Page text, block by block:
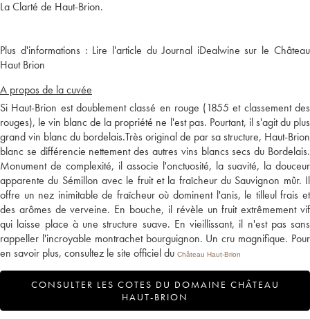
Plus d'informations : Lire l'article du Journal iDealwine sur le Château
Haut Brion
A propos de la cuvée
Si Haut-Brion est doublement classé en rouge (1855 et classement des
rouges), le vin blanc de la propriété ne l'est pas. Pourtant, il s'agit du plus
grand vin blanc du bordelais.Très original de par sa structure, Haut-Brion
blanc se différencie nettement des autres vins blancs secs du Bordelais.
Monument de complexité, il associe l'onctuosité, la suavité, la douceur
apparente du Sémillon avec le fruit et la fraîcheur du Sauvignon mûr. Il
offre un nez inimitable de fraîcheur où dominent l'anis, le tilleul frais et
des arômes de verveine. En bouche, il révèle un fruit extrêmement vif
qui laisse place à une structure suave. En vieillissant, il n'est pas sans
rappeller l'incroyable montrachet bourguignon. Un cru magnifique. Pour
en savoir plus, consultez le site officiel du Château Haut-Brion
CONSULTER LES COTES DU DOMAINE CHÂTEAU
HAUT-BRION